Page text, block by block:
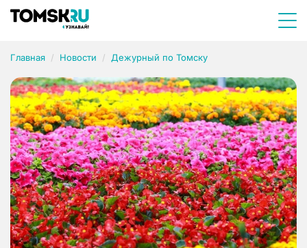
Главная Новости Дежурный по Томску